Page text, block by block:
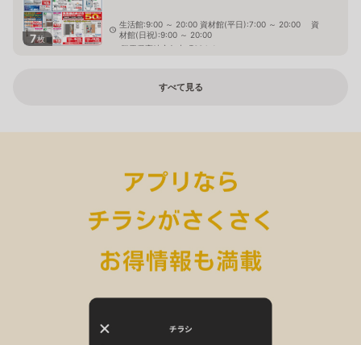
7枚
生活館:9:00 ～ 20:00 資材館(平日):7:00 ～ 20:00 資
材館(日祝):9:00 ～ 20:00
群馬県高崎市矢中町634-1
すべて見る